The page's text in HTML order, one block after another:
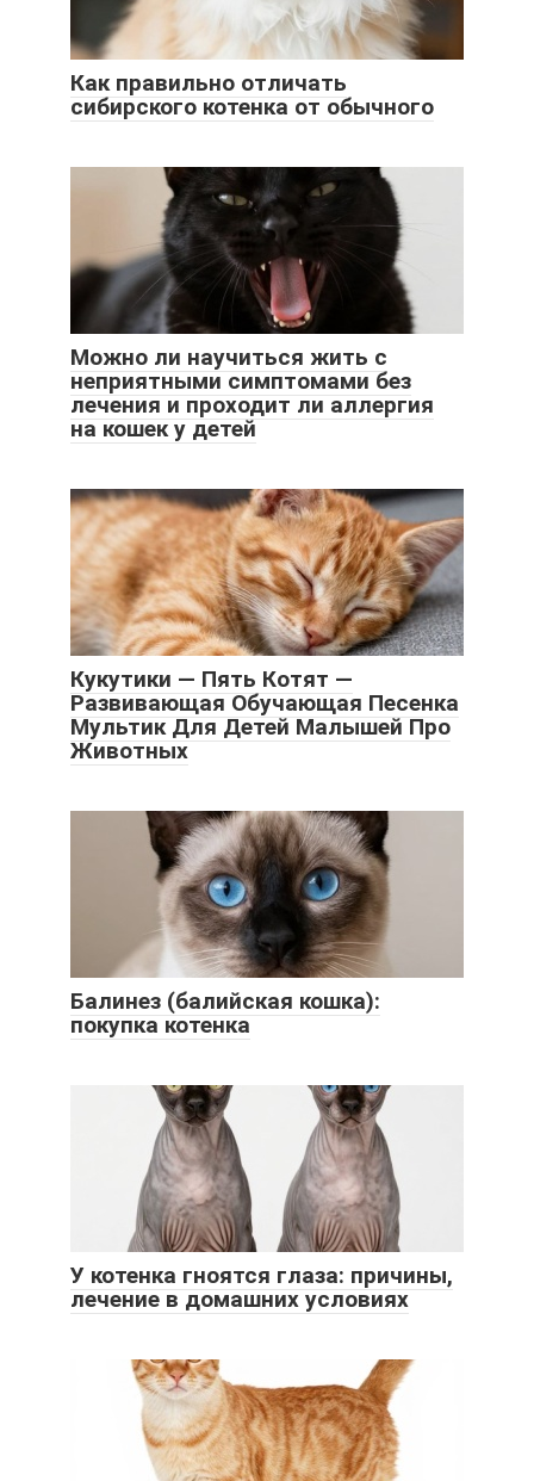
Как правильно отличать
сибирского котенка от обычного
Можно ли научиться жить с
неприятными симптомами без
лечения и проходит ли аллергия
на кошек у детей
Кукутики — Пять Котят —
Развивающая Обучающая Песенка
Мультик Для Детей Малышей Про
Животных
Балинез (балийская кошка):
покупка котенка
У котенка гноятся глаза: причины,
лечение в домашних условиях